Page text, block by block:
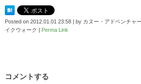
Posted on 2012.01.01 23:58 | by カヌー・アドベンチャ
イクウォーク | Perma Link
コメントする